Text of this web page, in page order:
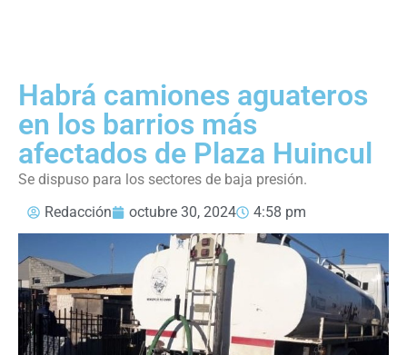
Habrá camiones aguateros
en los barrios más
afectados de Plaza Huincul
Se dispuso para los sectores de baja presión.
Redacción
octubre 30, 2024 4:58 pm